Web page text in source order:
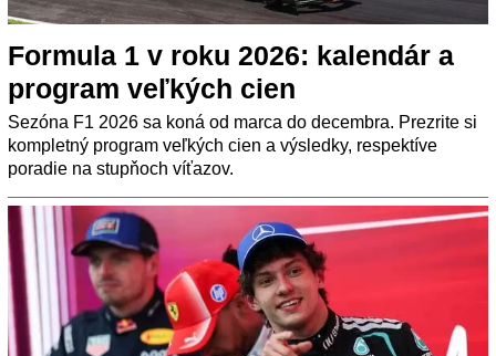
Formula 1 v roku 2026: kalendár a
program veľkých cien
Sezóna F1 2026 sa koná od marca do decembra. Prezrite si
kompletný program veľkých cien a výsledky, respektíve
poradie na stupňoch víťazov.